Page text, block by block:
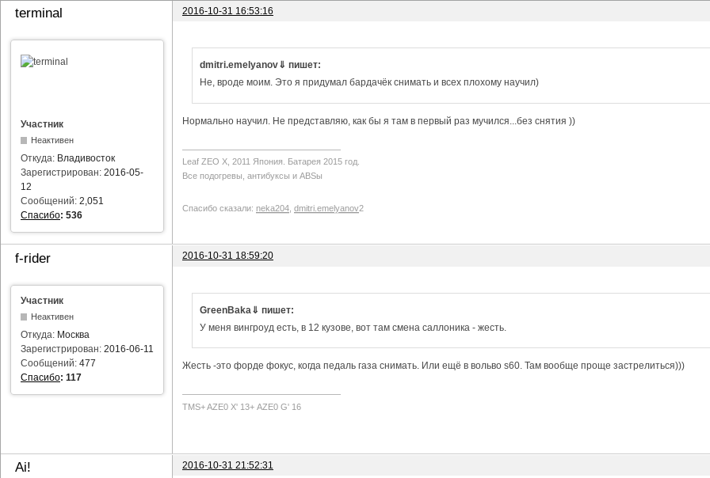
terminal 2016-10-31 16:53:16
Участник
Неактивен
Откуда: Владивосток
Зарегистрирован: 2016-05-
12
Сообщений: 2,051
Спасибо: 536
dmitri.emelyanov⇓ пишет:
Не, вроде моим. Это я придумал бардачёк снимать и всех плохому научил)
Нормально научил. Не представляю, как бы я там в первый раз мучился...без снятия ))
Leaf ZEO Х, 2011 Япония. Батарея 2015 год.
Все подогревы, антибуксы и ABSы
Спасибо сказали: neka204 dmitri.emelyanov2
f-rider 2016-10-31 18:59:20
Участник
Неактивен
Откуда: Москва
Зарегистрирован: 2016-06-11
Сообщений: 477
Спасибо: 117
GreenBaka⇓ пишет:
У меня вингроуд есть, в 12 кузове, вот там смена саллоника - жесть.
Жесть -это форде фокус, когда педаль газа снимать. Или ещё в вольво s60. Там вообще проще застрелиться)))
TMS+ AZE0 Х' 13+ AZE0 G' 16
Ai! 2016-10-31 21:52:31